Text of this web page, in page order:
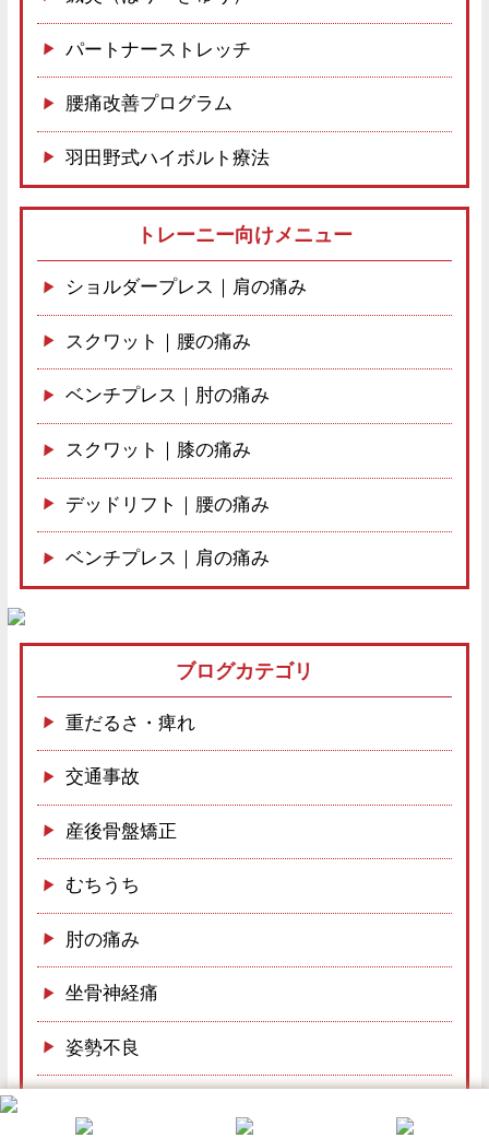
パートナーストレッチ
腰痛改善プログラム
羽田野式ハイボルト療法
トレーニー向けメニュー
ショルダープレス｜肩の痛み
スクワット｜腰の痛み
ベンチプレス｜肘の痛み
スクワット｜膝の痛み
デッドリフト｜腰の痛み
ベンチプレス｜肩の痛み
ブログカテゴリ
重だるさ・痺れ
交通事故
産後骨盤矯正
むちうち
肘の痛み
坐骨神経痛
姿勢不良